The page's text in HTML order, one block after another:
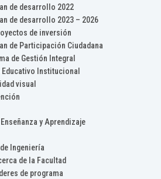
de desarrollo 2022
de desarrollo 2023 – 2026
de inversión
de Participación Ciudadana
de Gestión Integral
Institucional
visual
y Aprendizaje
Ingeniería
de la Facultad
de programa